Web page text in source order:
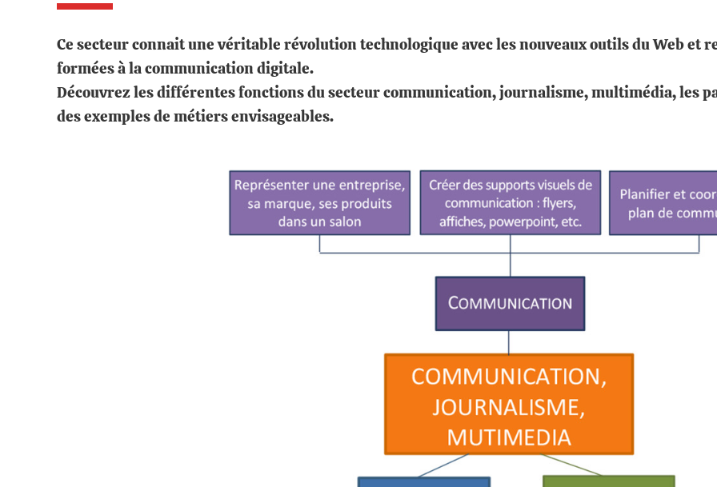
Ce secteur connait une véritable révolution technologique avec les nouveaux outils du Web et
formées à la communication digitale.
Découvrez les différentes fonctions du secteur communication, journalisme, multimédia, les
des exemples de métiers envisageables.